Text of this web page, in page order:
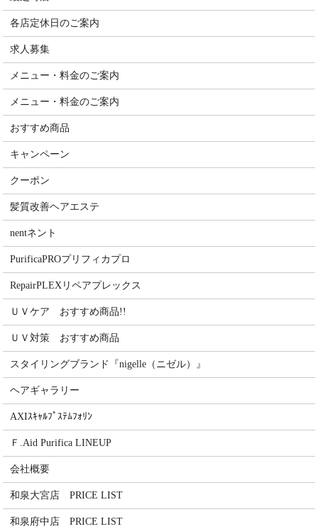
各店定休日のご案内
求人募集
メニュー・料金のご案内
メニュー・料金のご案内
おすすめ商品
キャンペーン
クーポン
髪質改善ヘアエステ
nentネント
PurificaPROプリフィカプロ
RepairPLEXリペアプレックス
ＵＶケア おすすめ商品!!
ＵＶ対策 おすすめ商品
スタイリングブランド『nigelle（ニゼル）』
ヘアギャラリー
AXIｽｷｬﾙﾌﾟｽﾃﾑﾌｫﾘﾝ
Ｆ.Aid Purifica LINEUP
会社概要
和泉大宮店 PRICE LIST
和泉府中店 PRICE LIST